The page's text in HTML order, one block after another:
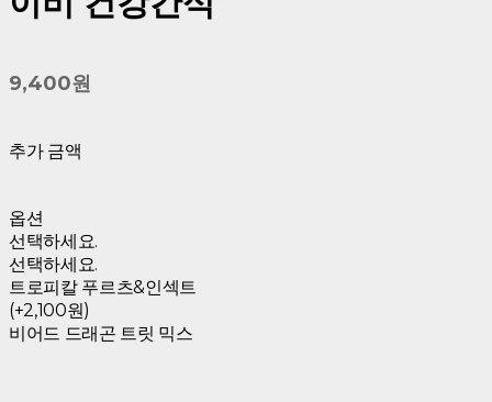
9,400원
추가 금액
옵션
선택하세요.
선택하세요.
트로피칼 푸르츠&인섹트
(+2,100원)
비어드 드래곤 트릿 믹스